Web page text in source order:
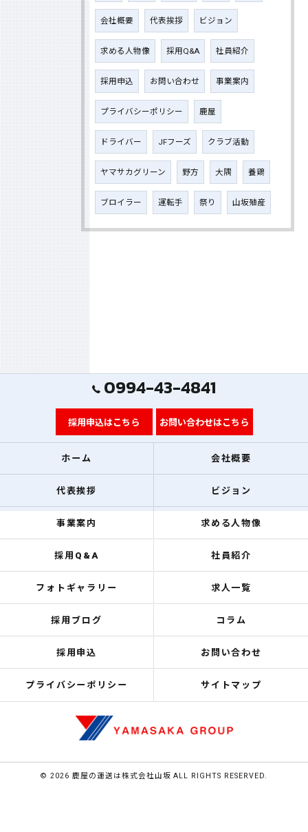
会社概要 代表挨拶 ビジョン
求める人物像 採用Q&A 社員紹介
採用申込 お問い合わせ 事業案内
プライバシーポリシー 鹿屋
ドライバー JFフーズ クラブ活動
ヤマサカグリーン 野方 大隅 養鶏
ブロイラー 運転手 祭り 山坂殖産
0994-43-4841
採用申込はこちら お問い合わせはこちら
ホーム 会社概要
代表挨拶 ビジョン
事業案内 求める人物像
採用Q&A 社員紹介
フォトギャラリー 求人一覧
採用ブログ コラム
採用申込 お問い合わせ
プライバシーポリシー サイトマップ
© 2026 鹿屋の運送は株式会社山坂 ALL RIGHTS RESERVED.